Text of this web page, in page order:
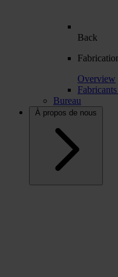
Back
Overview
Bureau
À propos de nous